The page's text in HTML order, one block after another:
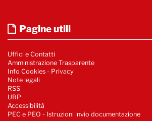
Pagine utili
Uffici e Contatti
Amministrazione Trasparente
Info Cookies - Privacy
Note legali
RSS
URP
Accessibilità
PEC e PEO - Istruzioni invio documentazione